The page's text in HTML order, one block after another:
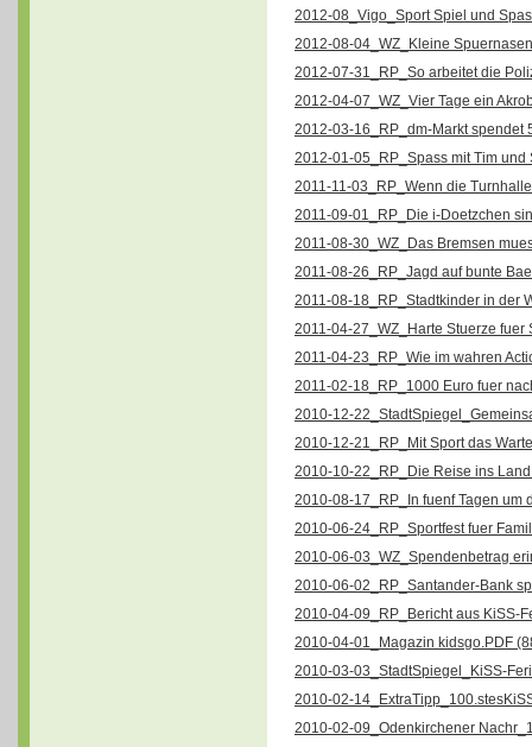
2012-08_Vigo_Sport Spiel und
2012-08-04_WZ_Kleine
2012-07-31_RP_So arbeitet die
2012-04-07_WZ_Vier Tage ein
2012-03-16_RP_dm-Markt spendet
2012-01-05_RP_Spass mit Tim und
2011-11-03_RP_Wenn die
2011-09-01_RP_Die i-Doetzchen
2011-08-30_WZ_Das Bremsen
2011-08-26_RP_Jagd auf bunte
2011-08-18_RP_Stadtkinder in der
2011-04-27_WZ_Harte Stuerze fuer
2011-04-23_RP_Wie im wahren
2011-02-18_RP_1000 Euro fuer
2010-12-
2010-12-21_RP_Mit Sport das
2010-10-22_RP_Die Reise ins
2010-08-17_RP_In fuenf Tagen um
2010-06-24_RP_Sportfest fuer
2010-06-03_WZ_Spendenbetrag
2010-06-02_RP_Santander-Bank
2010-04-09_RP_Bericht aus KiSS-
2010-04-01_Magazin kidsgo.PDF
2010-03-03_StadtSpiegel_KiSS-
2010-02-
2010-02-09_Odenkirchener